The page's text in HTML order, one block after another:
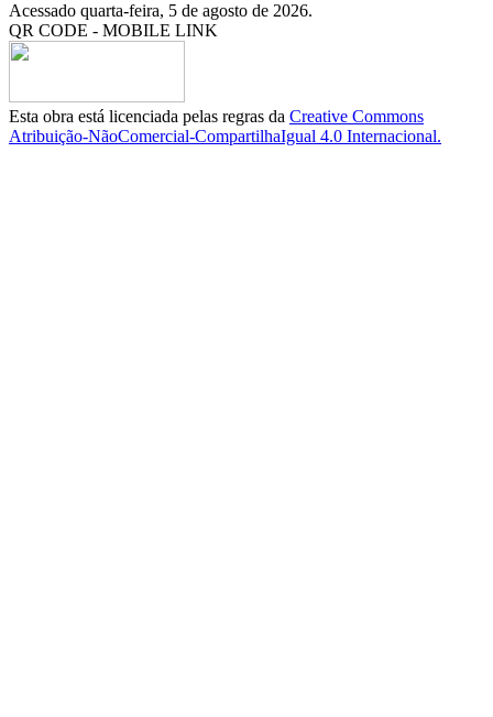
Acessado quarta-feira, 5 de agosto de 2026.
QR CODE - MOBILE LINK
Esta obra está licenciada pelas regras da Creative Commons
Atribuição-NãoComercial-CompartilhaIgual 4.0 Internacional.